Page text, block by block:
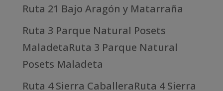
Ruta 21 Bajo Aragón y Matarraña
Ruta 3 Parque Natural Posets
MaladetaRuta 3 Parque Natural
Posets Maladeta
Ruta 4 Sierra CaballeraRuta 4 Sierra